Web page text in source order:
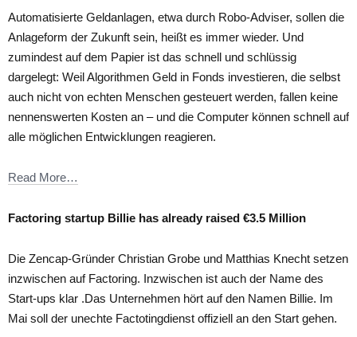
Automatisierte Geldanlagen, etwa durch Robo-Adviser, sollen die
Anlageform der Zukunft sein, heißt es immer wieder. Und
zumindest auf dem Papier ist das schnell und schlüssig
dargelegt: Weil Algorithmen Geld in Fonds investieren, die selbst
auch nicht von echten Menschen gesteuert werden, fallen keine
nennenswerten Kosten an – und die Computer können schnell auf
alle möglichen Entwicklungen reagieren.
Read More…
Factoring startup Billie has already raised €3.5 Million
Die Zencap-Gründer Christian Grobe und Matthias Knecht setzen
inzwischen auf Factoring. Inzwischen ist auch der Name des
Start-ups klar .Das Unternehmen hört auf den Namen Billie. Im
Mai soll der unechte Factotingdienst offiziell an den Start gehen.